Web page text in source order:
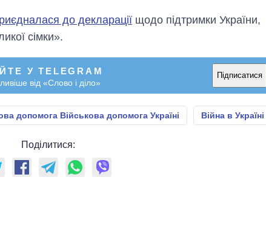
до декларації щодо підтримки України,
сімки».
У TELEGRAM
від «Слово і діло»
Підписатися
допомога Військова допомога Україні Війна в Україні
Поділитися: